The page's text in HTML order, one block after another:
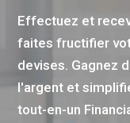
Effectuez et
faites fructifier
devises. Gagnez
l'argent et
tout-en-un